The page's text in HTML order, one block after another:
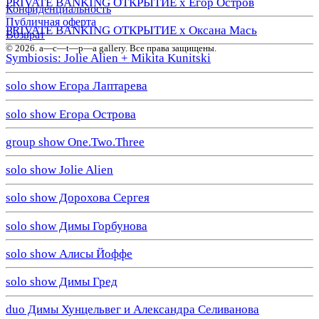
PRIVATE BANKING ОТКРЫТИЕ х Оксана Мась
Symbiosis: Jolie Alien + Mikita Kunitski
solo show Егора Лаптарева
solo show Егора Острова
group show One.Two.Three
solo show Jolie Alien
solo show Дорохова Сергея
solo show Димы Горбунова
solo show Алисы Йоффе
solo show Димы Гред
duo Димы Хунцельвег и Александра Селиванова
Конфиденциальность
Публичная оферта
Возврат
© 2026. a—с—t—р—a gallery. Все права защищены.